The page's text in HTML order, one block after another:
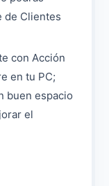
de Clientes
con Acción
en tu PC;
buen espacio
el